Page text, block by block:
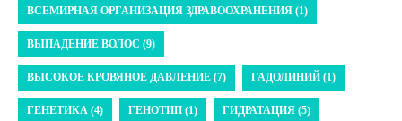
ВСЕМИРНАЯ ОРГАНИЗАЦИЯ ЗДРАВООХРАНЕНИЯ (1)
ВЫПАДЕНИЕ ВОЛОС (9)
ВЫСОКОЕ КРОВЯНОЕ ДАВЛЕНИЕ (7) ГАДОЛИНИЙ (1)
ГЕНЕТИКА (4) ГЕНОТИП (1) ГИДРАТАЦИЯ (5)